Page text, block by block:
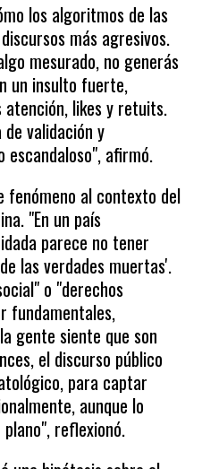
los algoritmos de las
más agresivos.
mesurado, no generás
un insulto fuerte,
atención, likes y retuits.
validación y
escandaloso", afirmó.
fenómeno al contexto del
"En un país
parece no tener
las verdades muertas'.
o "derechos
fundamentales,
gente siente que son
el discurso público
para captar
aunque lo
reflexionó.